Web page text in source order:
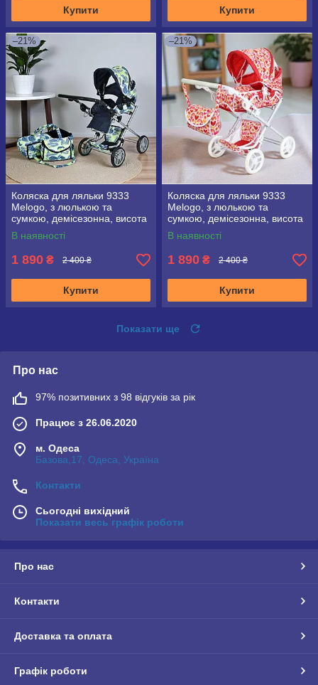
Купити Купити
–21%
Коляска для ляльки 9333
Melogo, з люлькою та
сумкою, демісезонна, висота
ручки 71 см
В наявності
1 890 ₴ 2 400 ₴
Купити
–21%
Коляска для ляльки 9333
Melogo, з люлькою та
сумкою, демісезонна, висота
ручки 71 см
В наявності
1 890 ₴ 2 400 ₴
Купити
Показати ще
Про нас
97% позитивних з 98 відгуків за рік
Працює з 26.06.2020
м. Одеса
Базова,17, Одеса, Україна
Контакти
Сьогодні вихідний
Показати весь графік роботи
Про нас
Контакти
Доставка та оплата
Графік роботи